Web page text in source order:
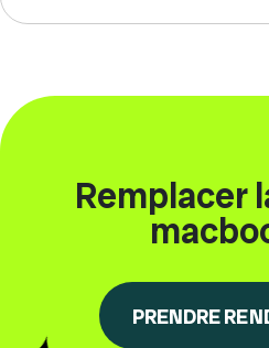
Remplacer
PRENDRE